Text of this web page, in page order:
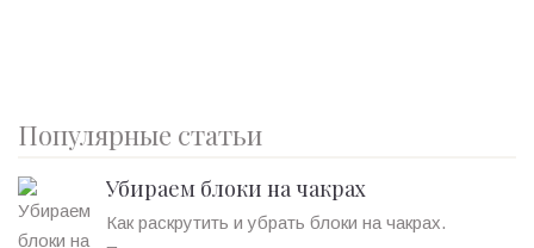
Популярные статьи
Убираем блоки на чакрах
Как раскрутить и убрать блоки на чакрах.